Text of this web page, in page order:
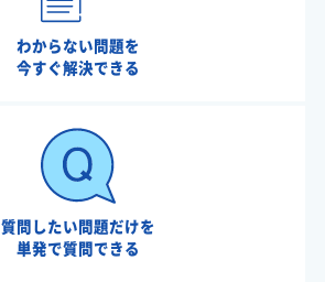
わからない問題を
今すぐ解決できる
質問したい問題だけを
単発で質問できる